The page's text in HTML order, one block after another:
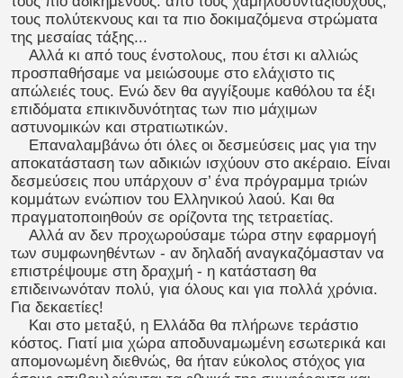
τους πολύτεκνους και τα πιο δοκιμαζόμενα στρώματα
της μεσαίας τάξης...
Αλλά κι από τους ένστολους, που έτσι κι αλλιώς
προσπαθήσαμε να μειώσουμε στο ελάχιστο τις
απώλειές τους. Ενώ δεν θα αγγίξουμε καθόλου τα έξι
επιδόματα επικινδυνότητας των πιο μάχιμων
αστυνομικών και στρατιωτικών.
Επαναλαμβάνω ότι όλες οι δεσμεύσεις μας για την
αποκατάσταση των αδικιών ισχύουν στο ακέραιο. Είναι
δεσμεύσεις που υπάρχουν σ’ ένα πρόγραμμα τριών
κομμάτων ενώπιον του Ελληνικού λαού. Και θα
πραγματοποιηθούν σε ορίζοντα της τετραετίας.
Αλλά αν δεν προχωρούσαμε τώρα στην εφαρμογή
των συμφωνηθέντων - αν δηλαδή αναγκαζόμασταν να
επιστρέψουμε στη δραχμή - η κατάσταση θα
επιδεινωνόταν πολύ, για όλους και για πολλά χρόνια.
Για δεκαετίες!
Και στο μεταξύ, η Ελλάδα θα πλήρωνε τεράστιο
κόστος. Γιατί μια χώρα αποδυναμωμένη εσωτερικά και
απομονωμένη διεθνώς, θα ήταν εύκολος στόχος για